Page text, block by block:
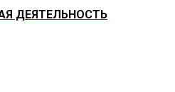
ДЕЯТЕЛЬНОСТЬ